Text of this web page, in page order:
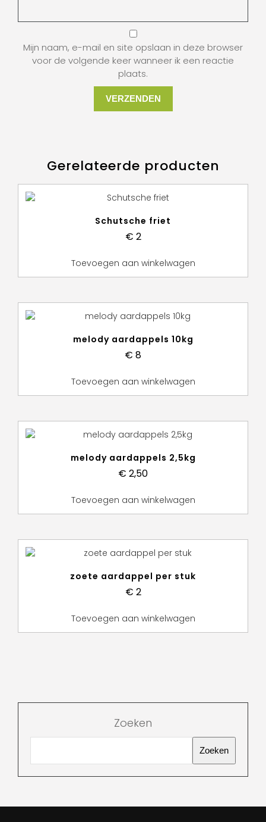
Mijn naam, e-mail en site opslaan in deze browser
voor de volgende keer wanneer ik een reactie
plaats.
Gerelateerde producten
Schutsche friet
€ 2
Toevoegen aan winkelwagen
melody aardappels 10kg
€ 8
Toevoegen aan winkelwagen
melody aardappels 2,5kg
€ 2,50
Toevoegen aan winkelwagen
zoete aardappel per stuk
€ 2
Toevoegen aan winkelwagen
Zoeken
Zoeken